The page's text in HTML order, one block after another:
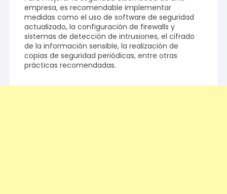
empresa, es recomendable implementar
medidas como el uso de software de seguridad
actualizado, la configuración de firewalls y
sistemas de detección de intrusiones, el cifrado
de la información sensible, la realización de
copias de seguridad periódicas, entre otras
prácticas recomendadas.